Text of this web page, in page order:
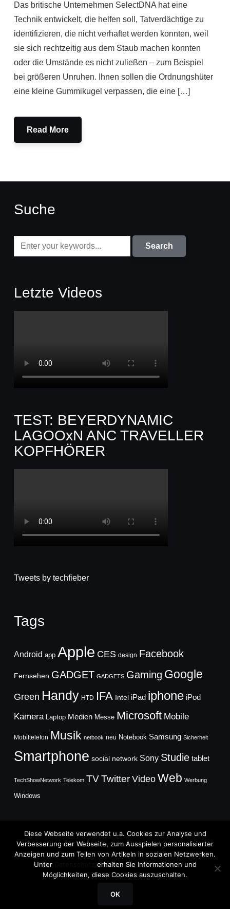
Das britische Unternehmen SelectDNA hat eine
Technik entwickelt, die helfen soll, Tatverdächtige zu
identifizieren, die nicht verhaftet werden konnten, weil
sie sich rechtzeitig aus dem Staub machen konnten
oder die Umstände es nicht zuließen – zum Beispiel
bei größeren Unruhen. Ihnen sollen die Ordnungshüter
eine kleine Gummikugel verpassen, die eine […]
Read More
Suche
Letzte Videos
TEST: BEYERDYNAMIC
LAGOOxN ANC TRAVELLER
KOPFHÖRER
Tweets by techfieber
Tags
Android app Apple CES design Facebook
Fernsehen GADGET GADGETS Gaming Google
Green Handy HTD IFA Intel iPad iphone iPod
Kamera Laptop Medien Messe Microsoft Mobile
Mobiltelefon Musik netbook neu Notebook Samsung Sicherheit
Smartphone social network Sony Studie tablet
TechShowNetwork Telekom TVTwitter Video Web Werbung
Windows
Copyright © 2026
TechFieber Blog
Diese Webseite verwendet u.a. Cookies zur Analyse und
Verbesserung der Webseite, zum Ausspielen personalisierter
Anzeigen und zum Teilen von Artikeln in sozialen Netzwerken.
Unter
erhalten Sie Informationen und
Möglichkeiten, diese Cookies auszuschalten.
OK